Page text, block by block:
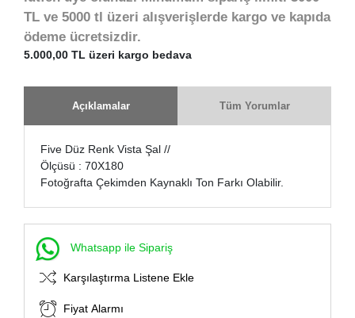
TL ve 5000 tl üzeri alışverişlerde kargo ve kapıda
ödeme ücretsizdir.
5.000,00 TL üzeri kargo bedava
Açıklamalar Tüm Yorumlar
Five Düz Renk Vista Şal //
Ölçüsü : 70X180
Fotoğrafta Çekimden Kaynaklı Ton Farkı Olabilir.
Whatsapp ile Sipariş
Karşılaştırma Listene Ekle
Fiyat Alarmı